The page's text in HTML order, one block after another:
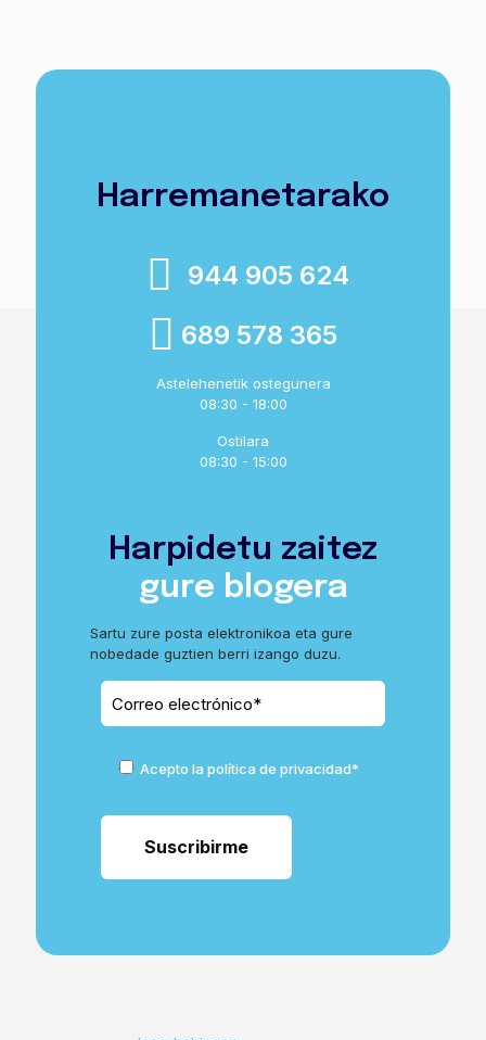
Harremanetarako
944 905 624
689 578 365
Astelehenetik ostegunera
08:30 - 18:00
Ostilara
08:30 - 15:00
Harpidetu zaitez
gure blogera
Sartu zure posta elektronikoa eta gure
nobedade guztien berri izango duzu.
Acepto la política de privacidad*